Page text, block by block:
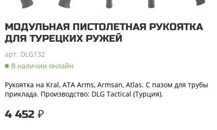
МОДУЛЬНАЯ ПИСТОЛЕТНАЯ РУКОЯТКА
ДЛЯ ТУРЕЦКИХ РУЖЕЙ
арт. DLG132
В наличии онлайн
Рукоятка на Kral, ATA Arms, Armsan, Atlas. С пазом для трубы
приклада. Производство: DLG Tactical (Турция).
4 452 ₽